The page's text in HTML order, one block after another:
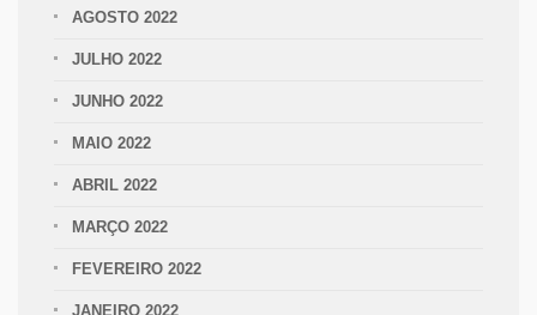
AGOSTO 2022
JULHO 2022
JUNHO 2022
MAIO 2022
ABRIL 2022
MARÇO 2022
FEVEREIRO 2022
JANEIRO 2022